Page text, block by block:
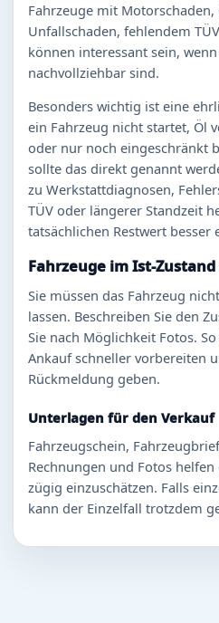
Fahrzeuge mit Motorschaden,
Unfallschaden, fehlendem
können interessant sein,
nachvollziehbar sind.
Besonders wichtig ist eine
ein Fahrzeug nicht startet, Öl
oder nur noch eingeschränkt
sollte das direkt genannt
zu Werkstattdiagnosen,
TÜV oder längerer Standzeit
tatsächlichen Restwert besser
Fahrzeuge im Ist-
Sie müssen das Fahrzeug
lassen. Beschreiben Sie den
Sie nach Möglichkeit Fotos.
Ankauf schneller vorbereiten
Rückmeldung geben.
Unterlagen für den Verkauf
Fahrzeugschein,
Rechnungen und Fotos
zügig einzuschätzen. Falls
kann der Einzelfall trotzdem